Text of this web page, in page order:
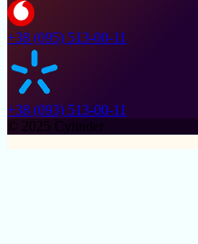
+38 (095) 513-00-11
+38 (093) 513-00-11
© 2025 Cylinder